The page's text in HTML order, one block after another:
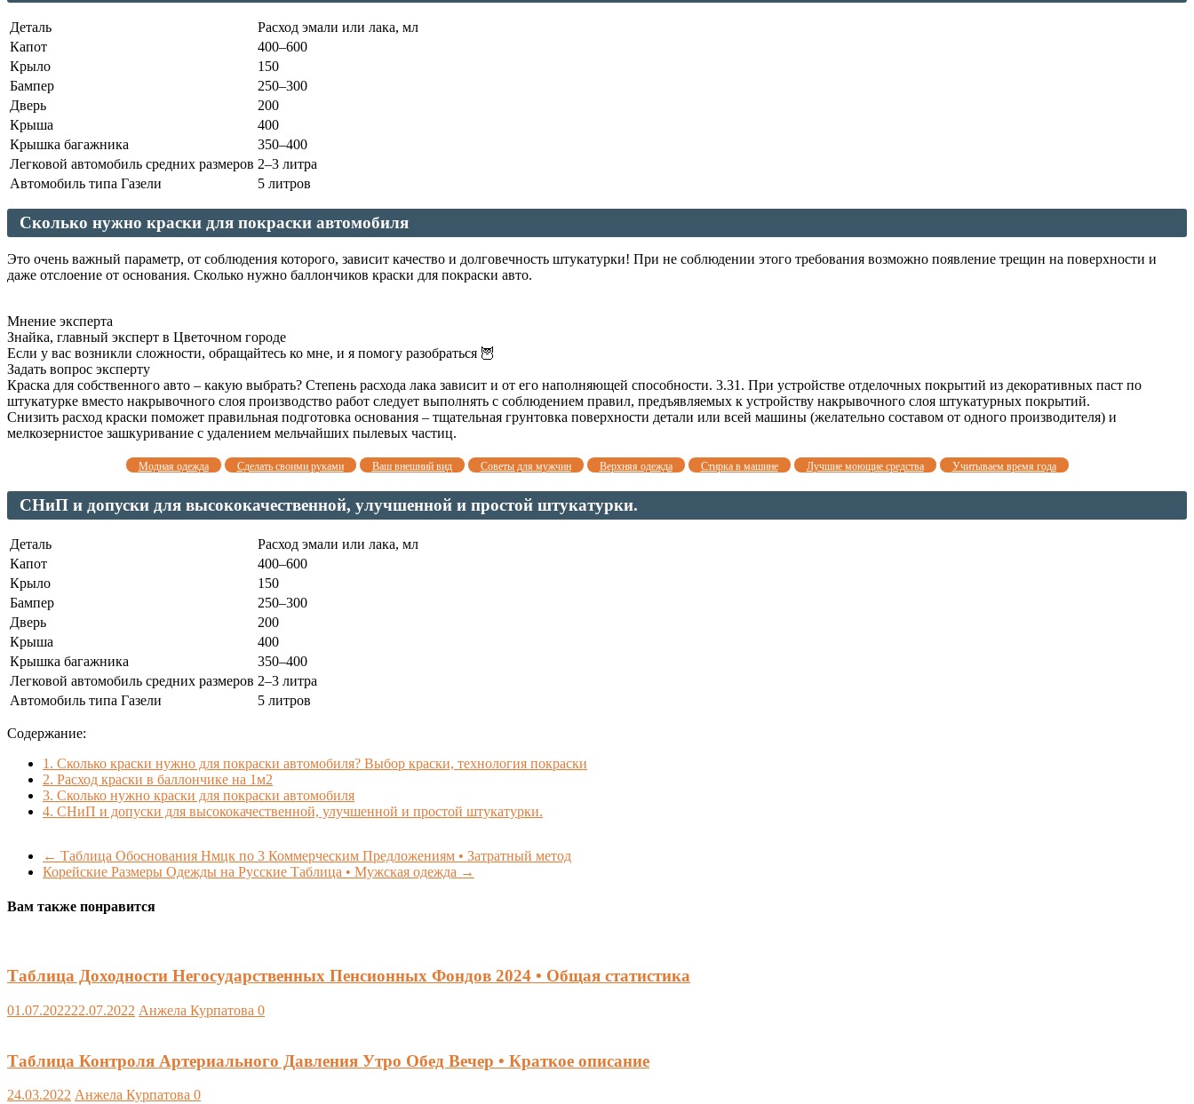
Деталь
Расход эмали или лака, мл
Капот
400–600
Крыло
150
Бампер
250–300
Дверь
200
Крыша
400
Крышка багажника
350–400
Легковой автомобиль средних размеров 2–3 литра
Автомобиль типа Газели
5 литров
Сколько нужно краски для покраски автомобиля
Это очень важный параметр, от соблюдения которого, зависит качество и долговечность штукатурки! При не соблюдении этого требования возможно появление трещин на поверхности и
даже отслоение от основания. Сколько нужно баллончиков краски для покраски авто.
Мнение эксперта
Знайка, главный эксперт в Цветочном городе
Если у вас возникли сложности, обращайтесь ко мне, и я помогу разобраться 🦉
Задать вопрос эксперту
Краска для собственного авто – какую выбрать? Степень расхода лака зависит и от его наполняющей способности. 3.31. При устройстве отделочных покрытий из декоративных паст по
штукатурке вместо накрывочного слоя производство работ следует выполнять с соблюдением правил, предъявляемых к устройству накрывочного слоя штукатурных покрытий.
Снизить расход краски поможет правильная подготовка основания – тщательная грунтовка поверхности детали или всей машины (желательно составом от одного производителя) и
мелкозернистое зашкуривание с удалением мельчайших пылевых частиц.
Модная одежда Сделать своими руками Ваш внешний вид Советы для мужчин Верхняя одежда Стирка в машине Лучшие моющие средства Учитываем время года
СНиП и допуски для высококачественной, улучшенной и простой штукатурки.
Деталь
Расход эмали или лака, мл
Капот
400–600
Крыло
150
Бампер
250–300
Дверь
200
Крыша
400
Крышка багажника
350–400
Легковой автомобиль средних размеров 2–3 литра
Автомобиль типа Газели
5 литров
Содержание:
1. Сколько краски нужно для покраски автомобиля? Выбор краски, технология покраски
2. Расход краски в баллончике на 1м2
3. Сколько нужно краски для покраски автомобиля
4. СНиП и допуски для высококачественной, улучшенной и простой штукатурки.
← Таблица Обоснования Нмцк по 3 Коммерческим Предложениям • Затратный метод
Корейские Размеры Одежды на Русские Таблица • Мужская одежда →
Вам также понравится
Таблица Доходности Негосударственных Пенсионных Фондов 2024 • Общая статистика
01.07.202222.07.2022 Анжела Курпатова 0
Таблица Контроля Артериального Давления Утро Обед Вечер • Краткое описание
24.03.2022 Анжела Курпатова 0